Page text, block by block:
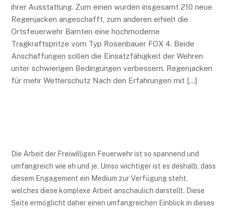
ihrer Ausstattung. Zum einen wurden insgesamt 210 neue
Regenjacken angeschafft, zum anderen erhielt die
Ortsfeuerwehr Barnten eine hochmoderne
Tragkraftspritze vom Typ Rosenbauer FOX 4. Beide
Anschaffungen sollen die Einsatzfähigkeit der Wehren
unter schwierigen Bedingungen verbessern. Regenjacken
für mehr Wetterschutz Nach den Erfahrungen mit […]
Die Arbeit der Freiwilligen Feuerwehr ist so spannend und
umfangreich wie eh und je. Umso wichtiger ist es deshalb, dass
diesem Engagement ein Medium zur Verfügung steht,
welches diese komplexe Arbeit anschaulich darstellt. Diese
Seite ermöglicht daher einen umfangreichen Einblick in dieses